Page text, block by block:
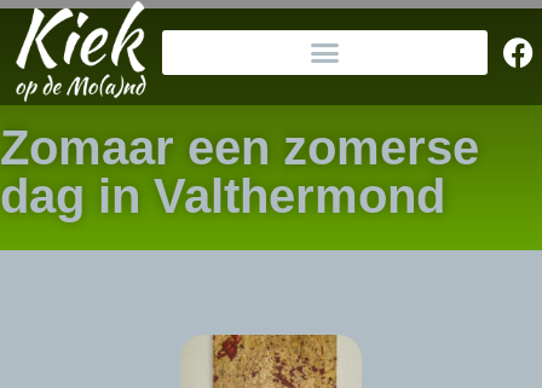
Zomaar een zomerse
dag in Valthermond